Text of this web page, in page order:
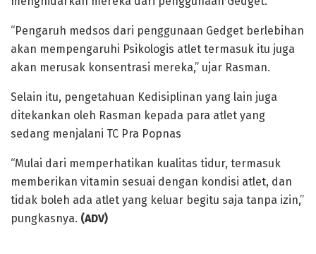
“Pengaruh medsos dari penggunaan Gedget berlebihan
akan mempengaruhi Psikologis atlet termasuk itu juga
akan merusak konsentrasi mereka,” ujar Rasman.
Selain itu, pengetahuan Kedisiplinan yang lain juga
ditekankan oleh Rasman kepada para atlet yang
sedang menjalani TC Pra Popnas
“Mulai dari memperhatikan kualitas tidur, termasuk
memberikan vitamin sesuai dengan kondisi atlet, dan
tidak boleh ada atlet yang keluar begitu saja tanpa izin,”
pungkasnya. (ADV)